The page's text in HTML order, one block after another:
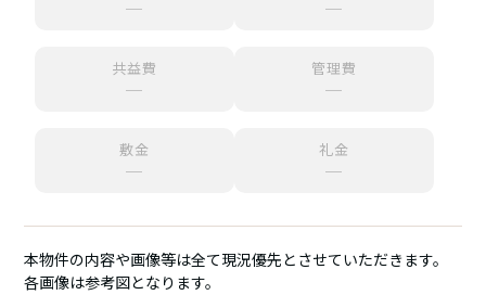
─ ─
共益費
─
管理費
─
敷金
─
礼金
─
本物件の内容や画像等は全て現況優先とさせていただきます。
各画像は参考図となります。